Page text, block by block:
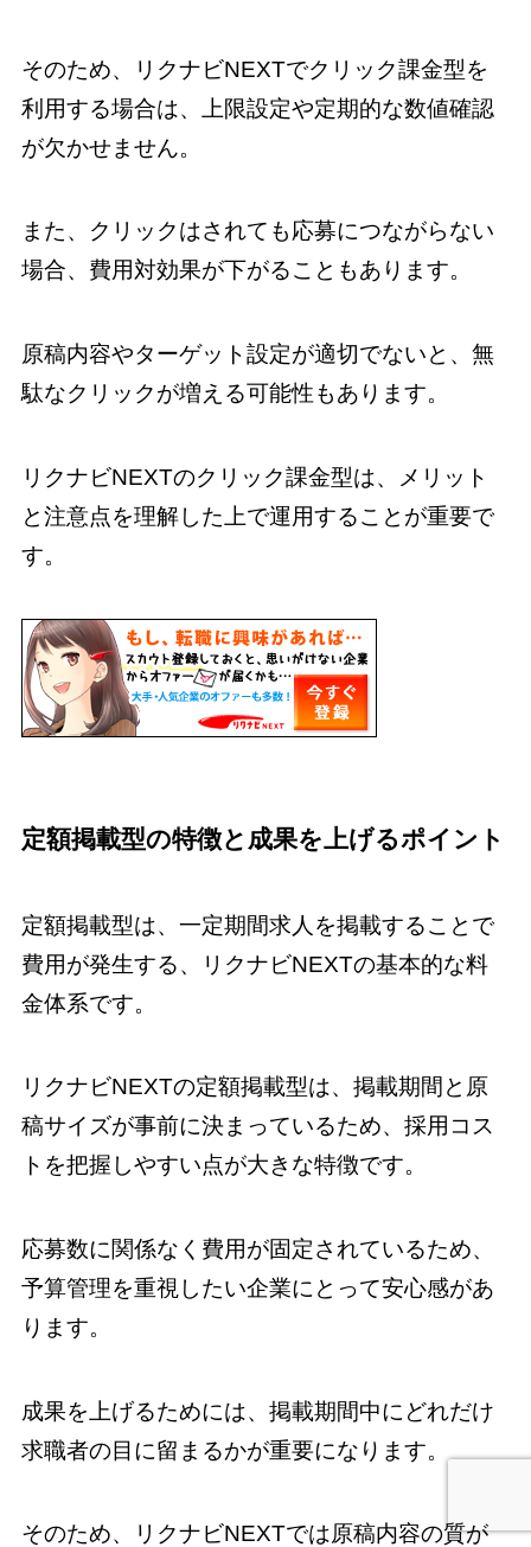
そのため、リクナビNEXTでクリック課金型を
利用する場合は、上限設定や定期的な数値確認
が欠かせません。
また、クリックはされても応募につながらない
場合、費用対効果が下がることもあります。
原稿内容やターゲット設定が適切でないと、無
駄なクリックが増える可能性もあります。
リクナビNEXTのクリック課金型は、メリット
と注意点を理解した上で運用することが重要で
す。
定額掲載型の特徴と成果を上げるポイント
定額掲載型は、一定期間求人を掲載することで
費用が発生する、リクナビNEXTの基本的な料
金体系です。
リクナビNEXTの定額掲載型は、掲載期間と原
稿サイズが事前に決まっているため、採用コス
トを把握しやすい点が大きな特徴です。
応募数に関係なく費用が固定されているため、
予算管理を重視したい企業にとって安心感があ
ります。
成果を上げるためには、掲載期間中にどれだけ
求職者の目に留まるかが重要になります。
そのため、リクナビNEXTでは原稿内容の質が